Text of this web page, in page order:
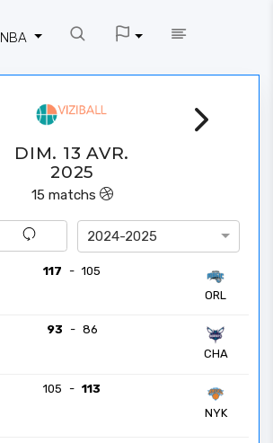
NBA
DIM. 13 AVR.
2025
15 matchs
2024-2025
117 - 105
ORL
93 - 86
CHA
105 - 113
NYK